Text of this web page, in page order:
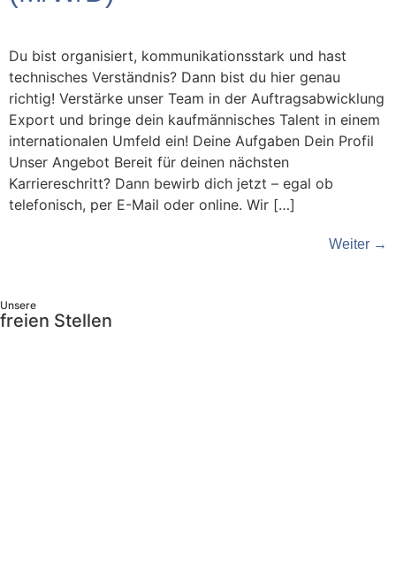
Du bist organisiert, kommunikationsstark und hast
technisches Verständnis? Dann bist du hier genau
richtig! Verstärke unser Team in der Auftragsabwicklung
Export und bringe dein kaufmännisches Talent in einem
internationalen Umfeld ein! Deine Aufgaben Dein Profil
Unser Angebot Bereit für deinen nächsten
Karriereschritt? Dann bewirb dich jetzt – egal ob
telefonisch, per E-Mail oder online. Wir […]
Weiter →
Unsere
freien Stellen